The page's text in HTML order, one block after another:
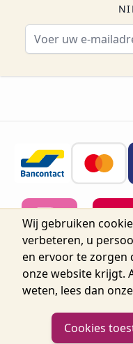
Wij gebruiken
verbeteren, u
en ervoor te zorgen
onze website krijgt.
weten, lees dan onze
Cookies
© 2026 Belgium Oro
2160